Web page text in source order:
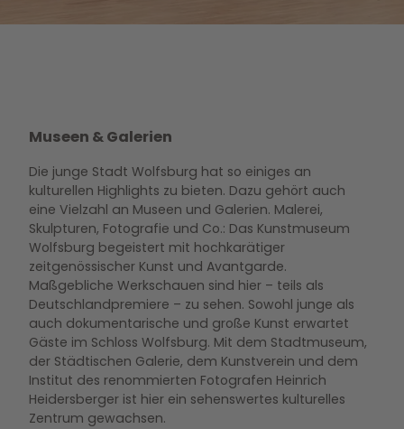
Museen & Galerien
Die junge Stadt Wolfsburg hat so einiges an
kulturellen Highlights zu bieten. Dazu gehört auch
eine Vielzahl an Museen und Galerien. Malerei,
Skulpturen, Fotografie und Co.: Das Kunstmuseum
Wolfsburg begeistert mit hochkarätiger
zeitgenössischer Kunst und Avantgarde.
Maßgebliche Werkschauen sind hier – teils als
Deutschlandpremiere – zu sehen. Sowohl junge als
auch dokumentarische und große Kunst erwartet
Gäste im Schloss Wolfsburg. Mit dem Stadtmuseum,
der Städtischen Galerie, dem Kunstverein und dem
Institut des renommierten Fotografen Heinrich
Heidersberger ist hier ein sehenswertes kulturelles
Zentrum gewachsen.